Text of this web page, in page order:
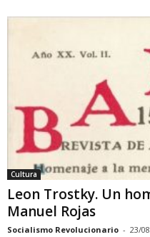
Cultura
Leon Trostky. Un
Manuel Rojas
Socialismo Revolucionario - 23/